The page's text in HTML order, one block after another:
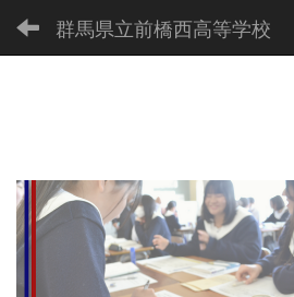
群馬県立前橋西高等学校